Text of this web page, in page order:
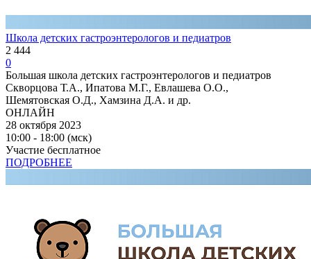
Школа детских гастроэнтерологов и педиатров
2 444
0
Большая школа детских гастроэнтерологов и педиатров
Скворцова Т.А., Ипатова М.Г., Евлашева О.О.,
Шемятовская О.Д., Хамзина Д.А. и др.
ОНЛАЙН
28 октября 2023
10:00 - 18:00 (мск)
Участие бесплатное
ПОДРОБНЕЕ